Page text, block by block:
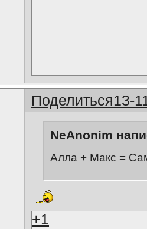
Поделиться13-
NeAnonim
Алла + Макс =
+1